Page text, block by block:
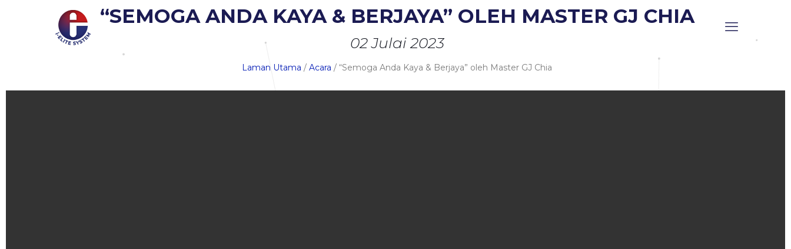
“SEMOGA ANDA KAYA & BERJAYA” OLEH MASTER GJ CHIA
02 Julai 2023
Laman Utama / Acara / “Semoga Anda Kaya & Berjaya” oleh Master GJ Chia